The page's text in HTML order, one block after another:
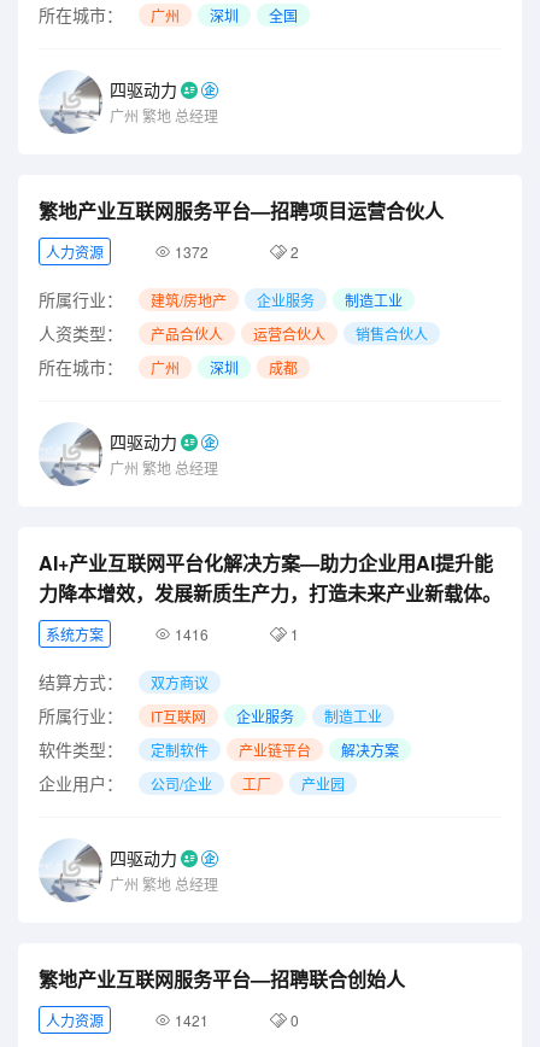
所在城市： 广州 深圳 全国
四驱动力
广州 繁地 总经理
繁地产业互联网服务平台—招聘项目运营合伙人
人力资源 1372 2
所属行业： 建筑/房地产 企业服务 制造工业
人资类型： 产品合伙人 运营合伙人 销售合伙人
所在城市： 广州 深圳 成都
四驱动力
广州 繁地 总经理
AI+产业互联网平台化解决方案—助力企业用AI提升能
力降本增效，发展新质生产力，打造未来产业新载体。
系统方案 1416 1
结算方式： 双方商议
所属行业： IT互联网 企业服务 制造工业
软件类型： 定制软件 产业链平台 解决方案
企业用户： 公司/企业 工厂 产业园
四驱动力
广州 繁地 总经理
繁地产业互联网服务平台—招聘联合创始人
人力资源 1421 0